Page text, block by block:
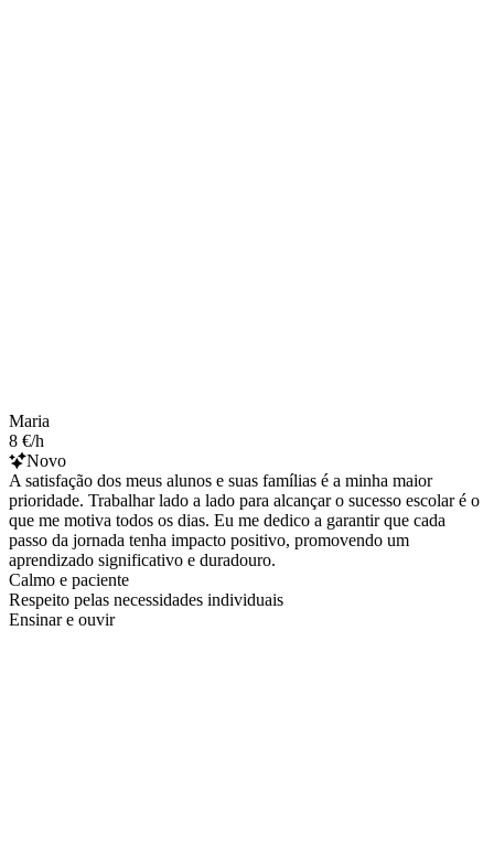
Maria
8 €/h
Novo
A satisfação dos meus alunos e suas famílias é a minha maior
prioridade. Trabalhar lado a lado para alcançar o sucesso escolar é o
que me motiva todos os dias. Eu me dedico a garantir que cada
passo da jornada tenha impacto positivo, promovendo um
aprendizado significativo e duradouro.
Calmo e paciente
Respeito pelas necessidades individuais
Ensinar e ouvir